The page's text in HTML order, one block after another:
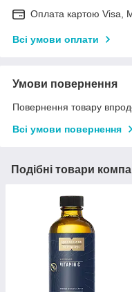
Оплата картою Visa,
Всі умови оплати
Умови повернення
Повернення товару
Всі умови повернення
Подібні товари